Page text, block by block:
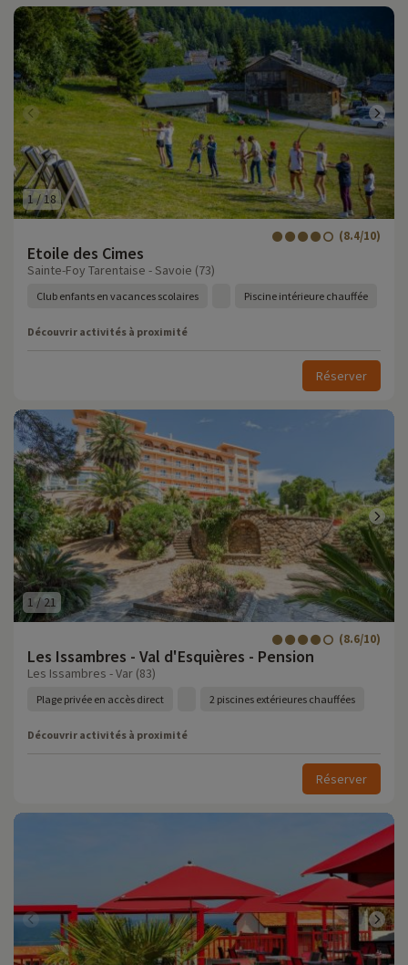
1/18
Etoile des Cimes
(8.4/10)
Sainte-Foy Tarentaise - Savoie (73)
Club enfants en vacances scolaires Piscine intérieure chauffée
Découvrir activités à proximité
Réserver
1 /21
Les Issambres - Val d'Esquières - Pension
(8.6/10)
Les Issambres - Var (83)
Plage privée en accès direct 2 piscines extérieures chauffées
Découvrir activités à proximité
Réserver